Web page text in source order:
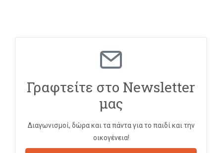
Γραφτείτε στο Newsletter
μας
Διαγωνισμοί, δώρα και τα πάντα για το παιδί και την
οικογένεια!